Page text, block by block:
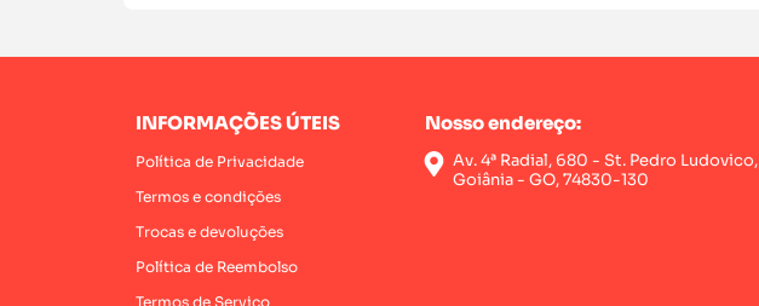
INFORMAÇÕES ÚTEIS
Política de Privacidade
Termos e condições
Trocas e devoluções
Política de Reembolso
Termos de Serviço
Nosso endereço:
Av. 4ª Radial, 680 - St. Pedro Ludovico,
Goiânia - GO, 74830-130